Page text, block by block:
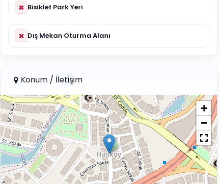
Bisiklet Park Yeri
Dış Mekan Oturma Alanı
Konum / İletişim
+
−